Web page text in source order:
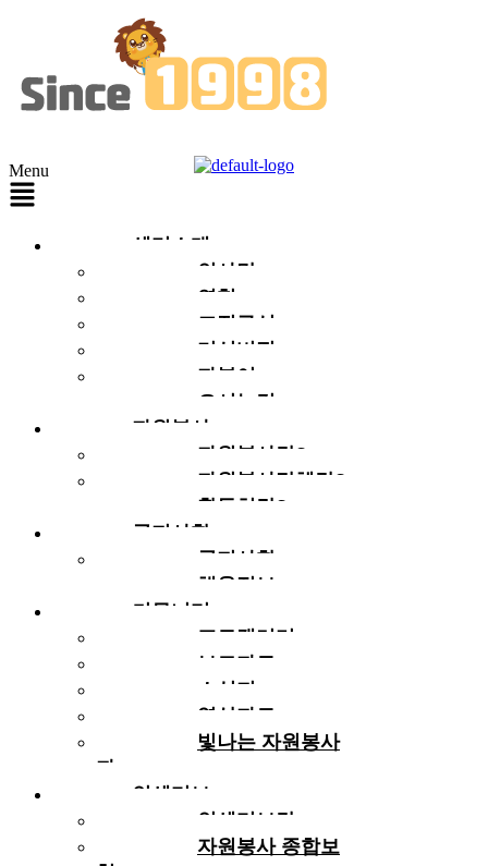
Menu
센터소개
인사말
연혁
조직구성
미션비전
자봉이
오시는길
자원봉사
자원봉사란?
자원봉사단체란?
활동처란?
공지사항
공지사항
채용정보
커뮤니티
포토갤러리
보도자료
소식지
영상자료
빛나는 자원봉사
자
인센티브
인센티브란
자원봉사 종합보